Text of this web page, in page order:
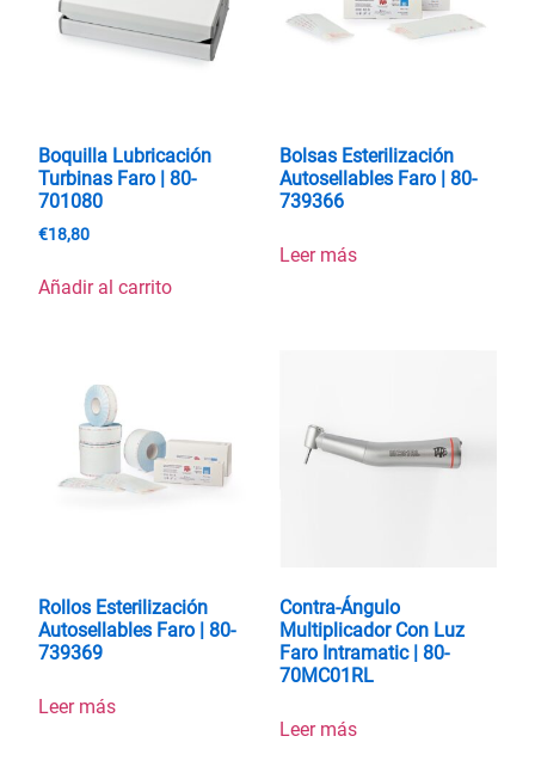
Boquilla Lubricación
Turbinas Faro | 80-
701080
€18,80
Añadir al carrito
Bolsas Esterilización
Autosellables Faro | 80-
739366
Leer más
Rollos Esterilización
Autosellables Faro | 80-
739369
Leer más
Contra-Ángulo
Multiplicador Con Luz
Faro Intramatic | 80-
70MC01RL
Leer más